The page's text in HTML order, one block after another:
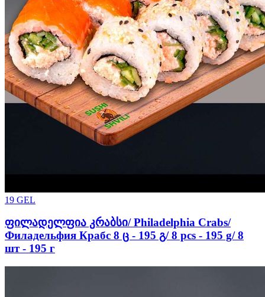
19 GEL
ფილადელფია კრაბსი/ Philadelphia Crabs/
Филадельфия Крабс 8 ც - 195 გ/ 8 pcs - 195 g/ 8
шт - 195 г